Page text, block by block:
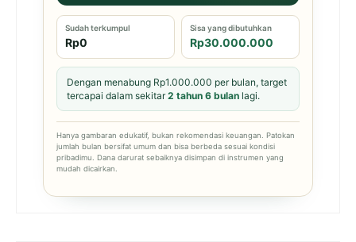
Sudah terkumpul
Rp0
Sisa yang dibutuhkan
Rp30.000.000
Dengan menabung Rp1.000.000 per bulan, target
tercapai dalam sekitar2 tahun 6 bulan lagi.
Hanya gambaran edukatif, bukan rekomendasi keuangan. Patokan
jumlah bulan bersifat umum dan bisa berbeda sesuai kondisi
pribadimu. Dana darurat sebaiknya disimpan di instrumen yang
mudah dicairkan.